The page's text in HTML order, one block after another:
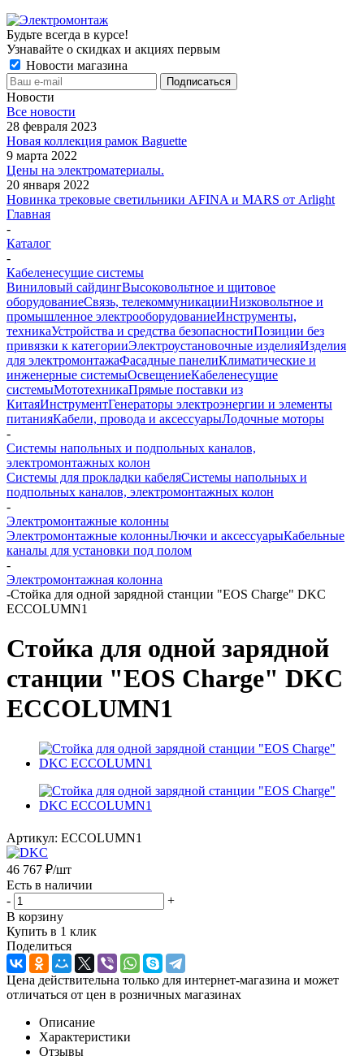
Будьте всегда в курсе!
Узнавайте о скидках и акциях первым
Новости магазина
Новости
Все новости
28 февраля 2023
Новая коллекция рамок Baguette
9 марта 2022
Цены на электроматериалы.
20 января 2022
Новинка трековые светильники AFINA и MARS от Arlight
Главная
-
Каталог
-
Кабеленесущие системы
Виниловый сайдингВысоковольтное и щитовое
оборудованиеСвязь, телекоммуникацииНизковольтное и
промышленное электрооборудованиеИнструменты,
техникаУстройства и средства безопасностиПозиции без
привязки к категорииЭлектроустановочные изделияИзделия
для электромонтажаФасадные панелиКлиматические и
инженерные системыОсвещениеКабеленесущие
системыМототехникаПрямые поставки из
КитаяИнструментГенераторы электроэнергии и элементы
питанияКабели, провода и аксессуарыЛодочные моторы
-
Системы напольных и подпольных каналов,
электромонтажных колон
Системы для прокладки кабеляСистемы напольных и
подпольных каналов, электромонтажных колон
-
Электромонтажные колонны
Электромонтажные колонныЛючки и аксессуарыКабельные
каналы для установки под полом
-
Электромонтажная колонна
-Стойка для одной зарядной станции "EOS Charge" DKC
ECCOLUMN1
Стойка для одной зарядной
станции "EOS Charge" DKC
ECCOLUMN1
Артикул: ECCOLUMN1
46 767 ₽/шт
Есть в наличии
-
+
В корзину
Купить в 1 клик
Поделиться
Цена действительна только для интернет-магазина и может
отличаться от цен в розничных магазинах
Описание
Характеристики
Отзывы